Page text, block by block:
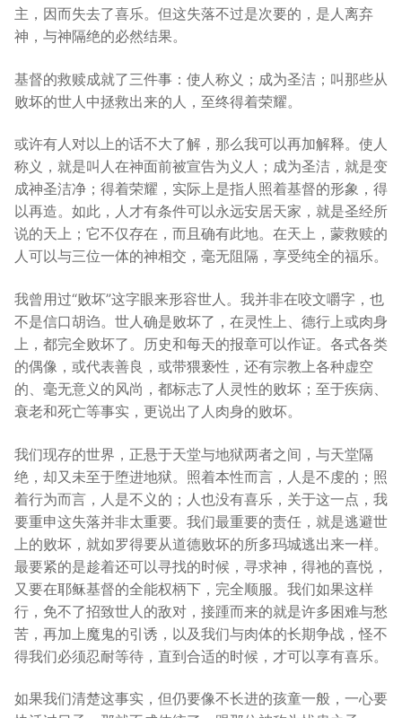
主，因而失去了喜乐。但这失落不过是次要的，是人离弃
神，与神隔绝的必然结果。
基督的救赎成就了三件事：使人称义；成为圣洁；叫那些从
败坏的世人中拯救出来的人，至终得着荣耀。
或许有人对以上的话不大了解，那么我可以再加解释。使人
称义，就是叫人在神面前被宣告为义人；成为圣洁，就是变
成神圣洁净；得着荣耀，实际上是指人照着基督的形象，得
以再造。如此，人才有条件可以永远安居天家，就是圣经所
说的天上；它不仅存在，而且确有此地。在天上，蒙救赎的
人可以与三位一体的神相交，毫无阻隔，享受纯全的福乐。
我曾用过“败坏”这字眼来形容世人。我并非在咬文嚼字，也
不是信口胡诌。世人确是败坏了，在灵性上、德行上或肉身
上，都完全败坏了。历史和每天的报章可以作证。各式各类
的偶像，或代表善良，或带猥亵性，还有宗教上各种虚空
的、毫无意义的风尚，都标志了人灵性的败坏；至于疾病、
衰老和死亡等事实，更说出了人肉身的败坏。
我们现存的世界，正悬于天堂与地狱两者之间，与天堂隔
绝，却又未至于堕进地狱。照着本性而言，人是不虔的；照
着行为而言，人是不义的；人也没有喜乐，关于这一点，我
要重申这失落并非太重要。我们最重要的责任，就是逃避世
上的败坏，就如罗得要从道德败坏的所多玛城逃出来一样。
最要紧的是趁着还可以寻找的时候，寻求神，得祂的喜悦，
又要在耶稣基督的全能权柄下，完全顺服。我们如果这样
行，免不了招致世人的敌对，接踵而来的就是许多困难与愁
苦，再加上魔鬼的引诱，以及我们与肉体的长期争战，怪不
得我们必须忍耐等待，直到合适的时候，才可以享有喜乐。
如果我们清楚这事实，但仍要像不长进的孩童一般，一心要